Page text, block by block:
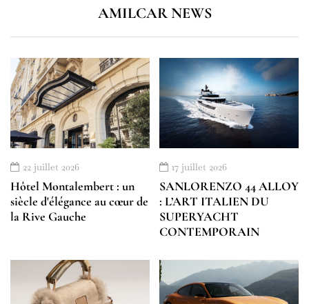
AMILCAR NEWS
22 juillet 2026
Hôtel Montalembert : un
siècle d'élégance au cœur de
la Rive Gauche
17 juillet 2026
SANLORENZO 44 ALLOY
: L’ART ITALIEN DU
SUPERYACHT
CONTEMPORAIN